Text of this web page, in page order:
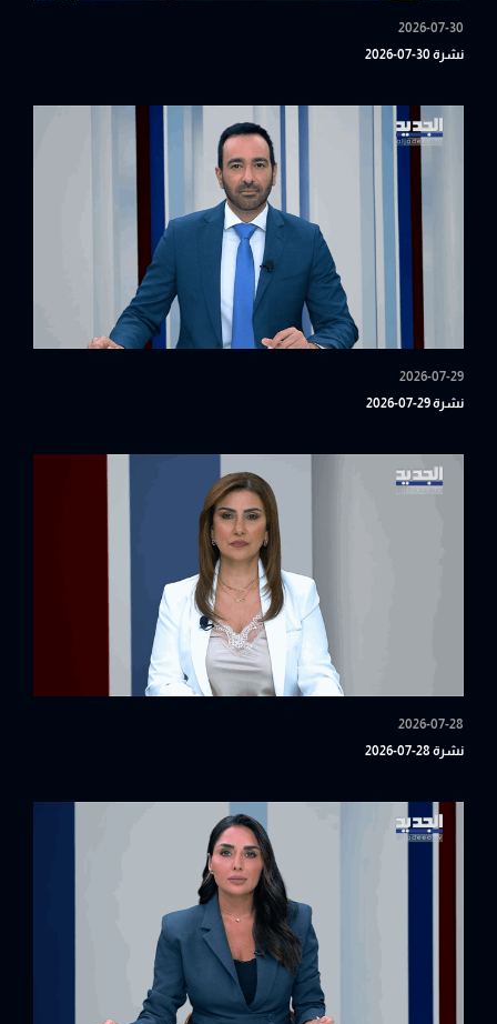
2026-07-30
نشرة 30-07-2026
2026-07-29
نشرة 29-07-2026
2026-07-28
نشرة 28-07-2026